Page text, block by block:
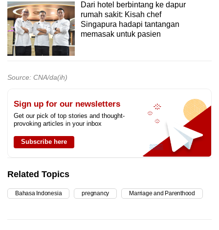
Dari hotel berbintang ke dapur
rumah sakit: Kisah chef
Singapura hadapi tantangan
memasak untuk pasien
Source: CNA/da(ih)
Sign up for our newsletters
Get our pick of top stories and thought-
provoking articles in your inbox
Subscribe here
Related Topics
Bahasa Indonesia pregnancy Marriage and Parenthood